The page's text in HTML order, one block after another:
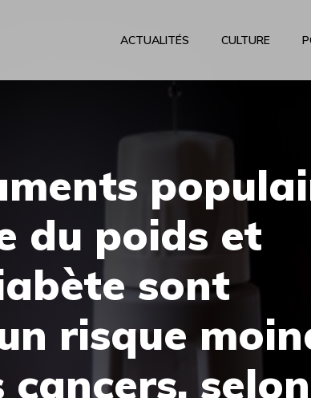
ACTUALITÉS CULTURE
du poids et
sont
risque
selon